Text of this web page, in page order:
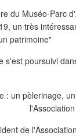
du Muséo-Parc
un très
patrimoine"
s'est poursuivi
de